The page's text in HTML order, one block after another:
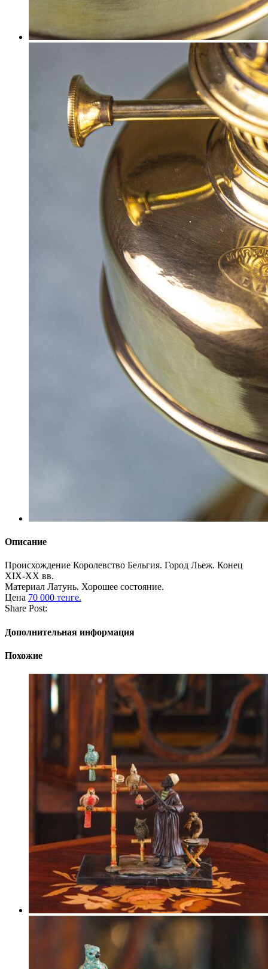
Описание
Происхождение Королевство Бельгия. Город Льеж. Конец
XIX-XX вв.
Материал Латунь. Хорошее состояние.
Цена 70 000 тенге.
Share Post:
Дополнительная информация
Похожие